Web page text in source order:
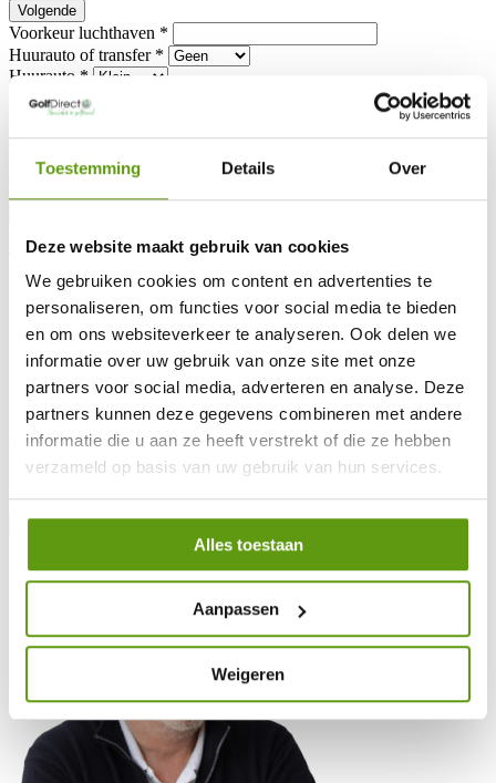
Toestemming Details Over
Deze website maakt gebruik van cookies
We gebruiken cookies om content en advertenties te
personaliseren, om functies voor social media te bieden
en om ons websiteverkeer te analyseren. Ook delen we
informatie over uw gebruik van onze site met onze
partners voor social media, adverteren en analyse. Deze
partners kunnen deze gegevens combineren met andere
informatie die u aan ze heeft verstrekt of die ze hebben
verzameld op basis van uw gebruik van hun services.
Alles toestaan
Aanpassen
Weigeren
Volgende
Voorkeur luchthaven *
Huurauto of transfer *
Huurauto *
Aantal golfers
Aantal greenfees / persoon
Golf handicap *
Telefoonnummer *
Emailadres *
Postcode *
Plaats *
Adres
Van welke golfclub bent u lid?
Ik ga akkoord met de privacyverklaring *
Ja, ik wil me graag inschrijven voor de nieuwsbrief van Golfdirect
Ik wil de brochure van Golfdirect ontvangen
Vorige